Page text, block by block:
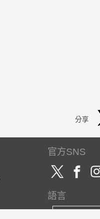
分享
官方SNS
語言